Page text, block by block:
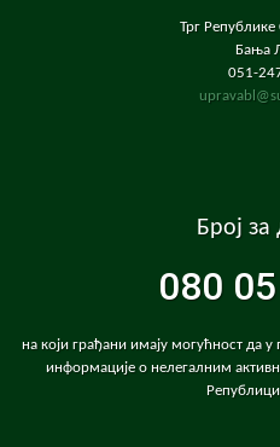
Трг
Бања
051-
Број за
080
на који грађани имају могућност да
информације о нелегалним